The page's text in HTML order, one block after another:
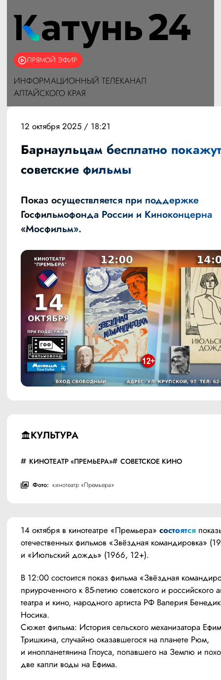
ПРЯМОЙ ЭФИР
ИНФОРМАЦИОННЫЙ ТЕЛЕКАНАЛ
АЛТАЙСКОГО КРАЯ
КУЛЬТУРА
КИНОТЕАТР «ПРЕМЬЕРА» СОВЕТСКОЕ КИНО
Фото: кинотеатр «Премьера»
12 октября 2025 / 18:21
Барнаульцам бесплатно покажут
советские фильмы
Показ осуществляется при поддержке
Госфильмофонда России и Киноконцерна
«Мосфильм».
14 октября в кинотеатре «Премьера» состоятся
отечественных фильмов «Звёздная командировка»
и «Июльский дождь» (1966, 12+).
В 12:00 состоится показ фильма «Звёздная
приуроченного к 85-летию советского и российского
театра и кино, народного артиста РФ Валерия
Носика.
Сюжет фильма: История сельского механизатора
Тришкина, случайно оказавшегося на планете Рюм,
и инопланетянина Глоуса, попавшего на Землю и
две капли воды на Ефима.